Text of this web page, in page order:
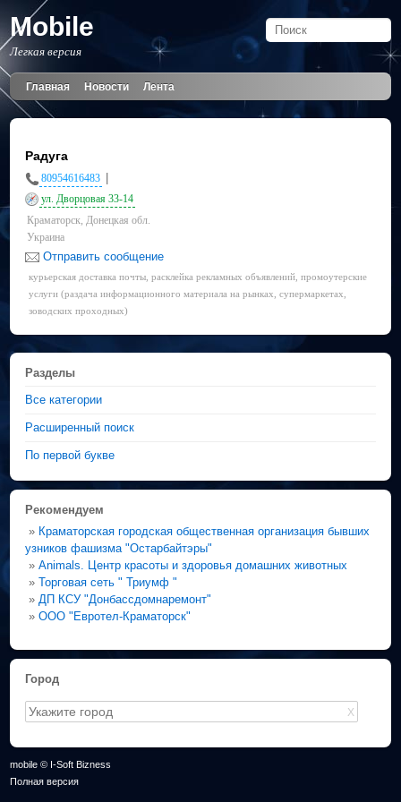
Mobile
Легкая версия
Главная Новости Лента
Радуга
80954616483
ул. Дворцовая 33-14
Краматорск, Донецкая обл.
Украина
Отправить сообщение
курьерская доставка почты, расклейка рекламных объявлений, промоутерские
услуги (раздача информационного материала на рынках, супермаркетах,
зоводских проходных)
Разделы
Все категории
Расширенный поиск
По первой букве
Рекомендуем
» Краматорская городская общественная организация бывших
узников фашизма "Остарбайтэры"
»Animals. Центр красоты и здоровья домашних животных
»Торговая сеть " Триумф "
» ДП КСУ "Донбассдомнаремонт"
»ООО "Евротел-Краматорск"
Город
X
mobile © I-Soft Bizness
Полная версия